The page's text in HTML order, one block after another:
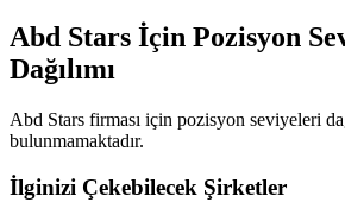
Abd Stars İçin Pozisyon
Dağılımı
Abd Stars firması için pozisyon seviyeleri
bulunmamaktadır.
İlginizi Çekebilecek Şirketler